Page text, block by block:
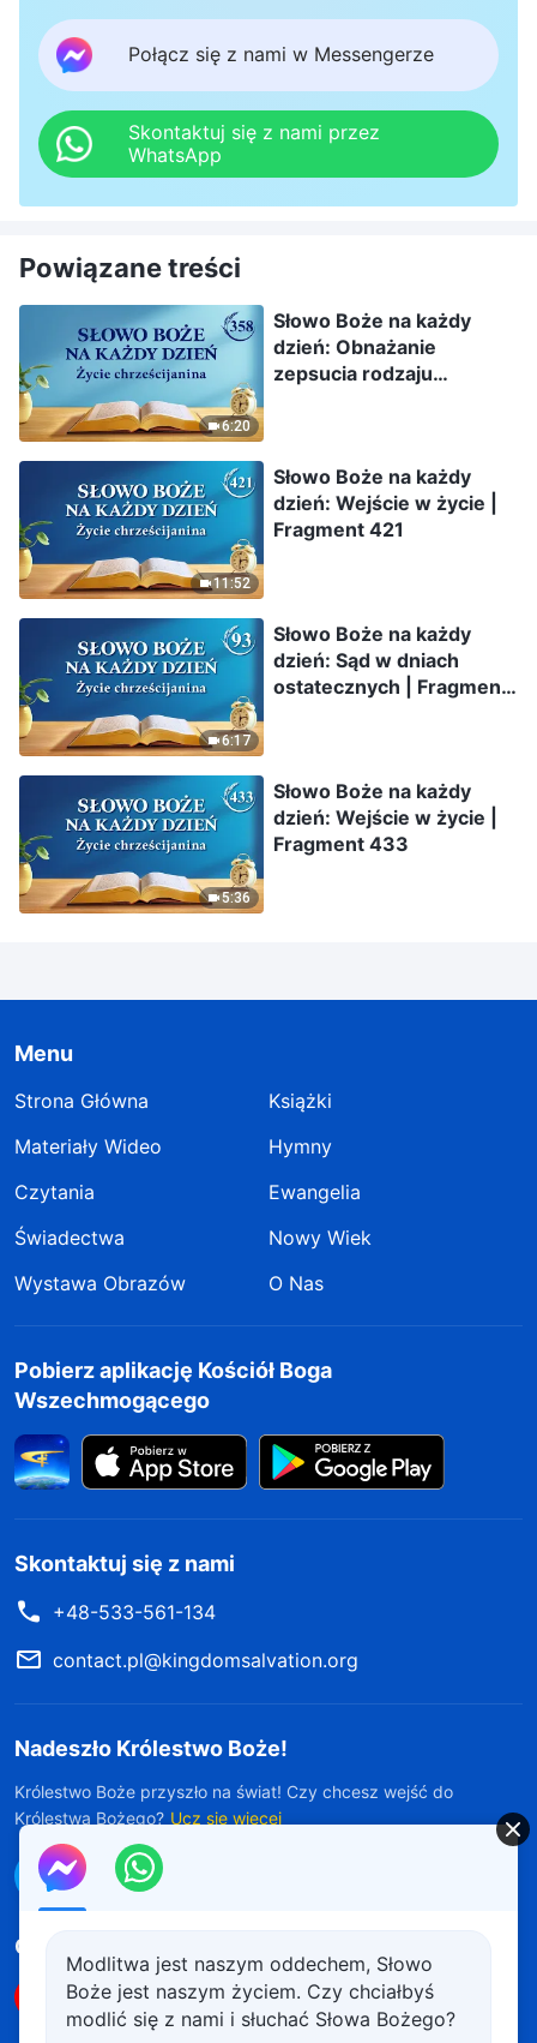
Połącz się z nami w Messengerze
Skontaktuj się z nami przez
WhatsApp
Powiązane treści
6:20
Słowo Boże na każdy
dzień: Obnażanie
zepsucia rodzaju
11:52
Słowo Boże na każdy
dzień: Wejście w życie |
Fragment 421
6:17
Słowo Boże na każdy
dzień: Sąd w dniach
ostatecznych | Fragment
5:36
Słowo Boże na każdy
dzień: Wejście w życie |
Fragment 433
Menu
Strona Główna
Książki
Materiały Wideo
Hymny
Czytania
Ewangelia
Świadectwa
Nowy Wiek
Wystawa Obrazów
O Nas
Pobierz aplikację Kościół Boga
Wszechmogącego
Skontaktuj się z nami
+48-533-561-134
contact.pl@kingdomsalvation.org
Nadeszło Królestwo Boże!
Królestwo Boże przyszło na świat! Czy chcesz wejść do
Królestwa Bożego? Ucz się więcej
Połącz się z nami w Messengerze
Obserwuj nas
Modlitwa jest naszym oddechem, Słowo
Boże jest naszym życiem. Czy chciałbyś
modlić się z nami i słuchać Słowa Bożego?